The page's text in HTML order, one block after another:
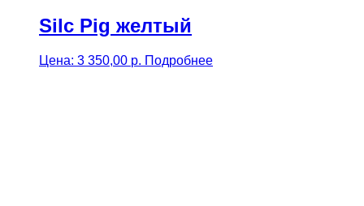
Silc Pig желтый
Цена: 3 350,00 р. Подробнее